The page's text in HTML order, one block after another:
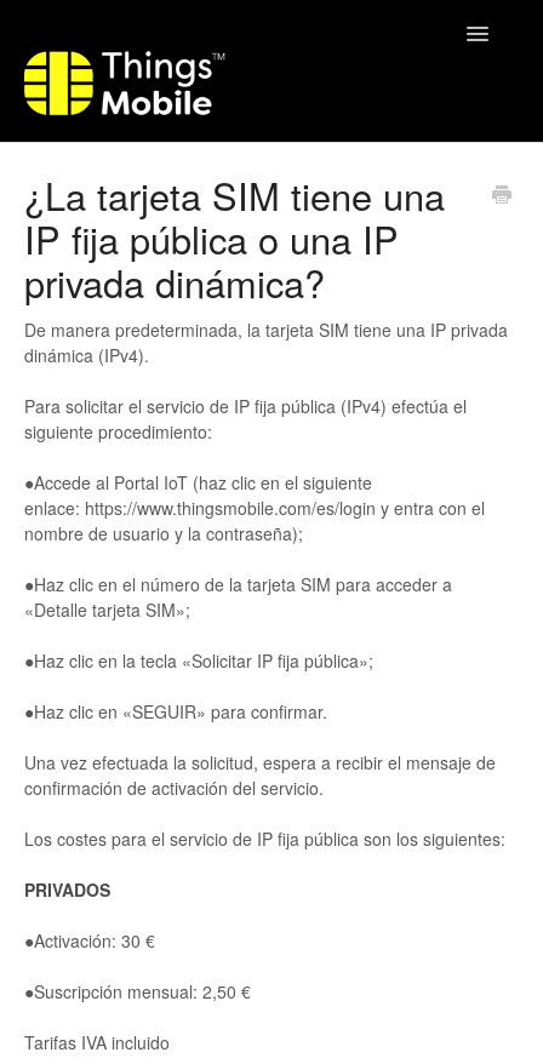
Toggle
¿La tarjeta SIM tiene una
IP fija pública o una IP
privada dinámica?
De manera predeterminada, la tarjeta SIM tiene una IP privada
dinámica (IPv4).
Para solicitar el servicio de IP fija pública (IPv4) efectúa el
siguiente procedimiento:
●Accede al Portal IoT (haz clic en el siguiente
enlace: https://www.thingsmobile.com/es/login y entra con el
nombre de usuario y la contraseña);
●Haz clic en el número de la tarjeta SIM para acceder a
«Detalle tarjeta SIM»;
●Haz clic en la tecla «Solicitar IP fija pública»;
●Haz clic en «SEGUIR» para confirmar.
Una vez efectuada la solicitud, espera a recibir el mensaje de
confirmación de activación del servicio.
Los costes para el servicio de IP fija pública son los siguientes:
PRIVADOS
●Activación: 30 €
●Suscripción mensual: 2,50 €
Tarifas IVA incluido